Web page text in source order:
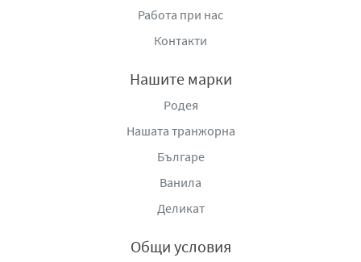
Работа при нас
Контакти
Нашите марки
Родея
Нашата транжорна
Българе
Ванила
Деликат
Общи условия